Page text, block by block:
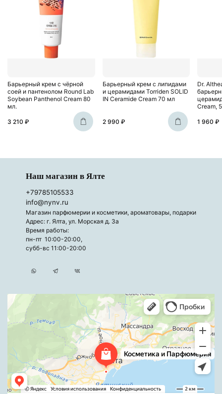
Барьерный крем с чёрной
соей и пантенолом Round Lab
Soybean Panthenol Cream 80
мл.
3 210 ₽
Барьерный крем с липидами
и церамидами Torriden SOLID
IN Ceramide Cream 70 мл
2 990 ₽
Dr.
Cream,
1 960 ₽
Наш магазин в Ялте
+79785105533
info@nynv.ru
Магазин парфюмерии и косметики, ароматовары, подарки
Адрес: г. Ялта, ул. Морская д. 3а
Время работы:
пн-пт 10:00-20:00,
субб-вс 11:00-20:00